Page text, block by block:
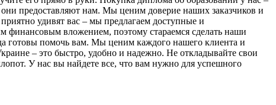
предоставляют нам. Мы ценим доверие наших заказчиков и
удивят вас – мы предлагаем доступные и
вложением, поэтому стараемся сделать наши
готовы помочь вам. Мы ценим каждого нашего клиента и
– это быстро, удобно и надежно. Не откладывайте свои
У нас вы найдете все, что вам нужно для успешного